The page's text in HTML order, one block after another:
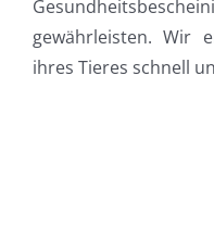
gewährleisten. Wir
ihres Tieres schnell